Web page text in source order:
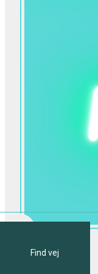
Find vej
Blå